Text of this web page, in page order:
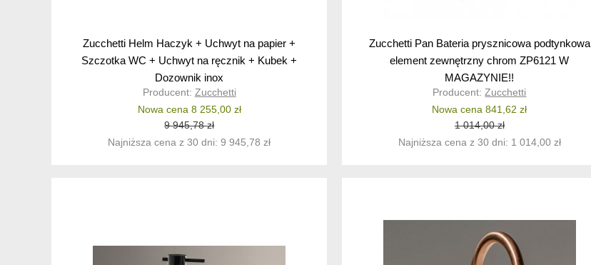
Zucchetti Helm Haczyk + Uchwyt na papier +
Szczotka WC + Uchwyt na ręcznik + Kubek +
Dozownik inox
ZAD850.X+ZAD830.X+ZAD855.X+ZAD821.X+ZAD813.X+ZAD815.X
(K)
Producent: Zucchetti
Nowa cena 8 255,00 zł
9 945,78 zł
Najniższa cena z 30 dni: 9 945,78 zł
Zucchetti Pan Bateria prysznicowa podtynkowa
element zewnętrzny chrom ZP6121 W
MAGAZYNIE!!
Producent:Zucchetti
Nowa cena 841,62 zł
1 014,00 zł
Najniższa cena z 30 dni: 1 014,00 zł